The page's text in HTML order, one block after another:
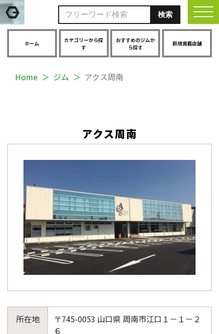
ホーム
カテゴリーから探
す
おすすめのジムか
ら探す
新規掲載店舗
Home ジム アクス周南
アクス周南
所在地
〒745-0053 山口県 周南市江口１－１－２
６